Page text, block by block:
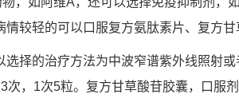
较轻的可以口服复方氨肽素片、复方甘
选择的治疗方法为中波窄谱紫外线照射
次，1次5粒。复方甘草酸苷胶囊，口服